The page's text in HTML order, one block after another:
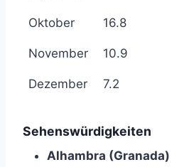
Oktober 16.8
November 10.9
Dezember 7.2
Sehenswürdigkeiten
Alhambra (Granada)